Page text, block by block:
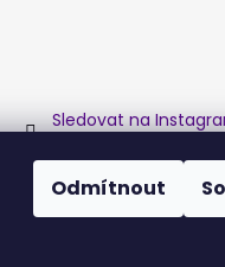
Odmítnout
Sledovat na